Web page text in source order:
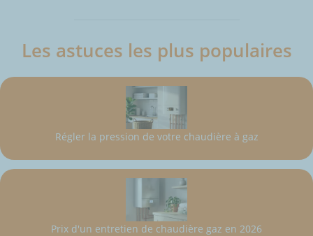
Les astuces les plus populaires
Régler la pression de votre chaudière à gaz
Prix d'un entretien de chaudière gaz en 2026